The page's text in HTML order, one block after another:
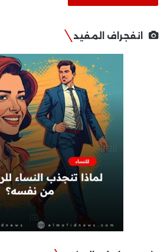
انفجراف المفيد